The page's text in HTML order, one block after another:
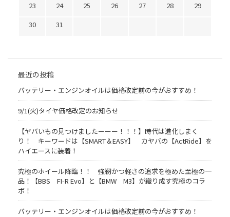
23
24 25 26 27 28
29
30
31
最近の投稿
バッテリー・エンジンオイルは価格改定前の今がおすすめ！
9/1(火)タイヤ価格改定のお知らせ
【ヤバいもの見つけましたーーー！！！】時代は進化しまく
り！ キーワードは【SMART＆EASY】 カヤバの【ActRide】を
ハイエースに装着！
究極のホイール降臨！！ 強靭かつ軽さの追求を極めた至極の一
品！【BBS FI-R Evo】と【BMW M3】が織り成す究極のコラ
ボ！
バッテリー・エンジンオイルは価格改定前の今がおすすめ！